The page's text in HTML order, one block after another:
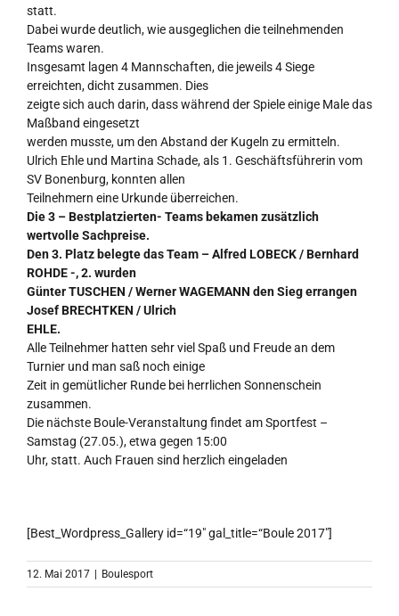
statt.
Dabei wurde deutlich, wie ausgeglichen die teilnehmenden
Teams waren.
Insgesamt lagen 4 Mannschaften, die jeweils 4 Siege
erreichten, dicht zusammen. Dies
zeigte sich auch darin, dass während der Spiele einige Male das
Maßband eingesetzt
werden musste, um den Abstand der Kugeln zu ermitteln.
Ulrich Ehle und Martina Schade, als 1. Geschäftsführerin vom
SV Bonenburg, konnten allen
Teilnehmern eine Urkunde überreichen.
Die 3 – Bestplatzierten- Teams bekamen zusätzlich
wertvolle Sachpreise.
Den 3. Platz belegte das Team – Alfred LOBECK / Bernhard
ROHDE -, 2. wurden
Günter TUSCHEN / Werner WAGEMANN den Sieg errangen
Josef BRECHTKEN / Ulrich
EHLE.
Alle Teilnehmer hatten sehr viel Spaß und Freude an dem
Turnier und man saß noch einige
Zeit in gemütlicher Runde bei herrlichen Sonnenschein
zusammen.
Die nächste Boule-Veranstaltung findet am Sportfest –
Samstag (27.05.), etwa gegen 15:00
Uhr, statt. Auch Frauen sind herzlich eingeladen
[Best_Wordpress_Gallery id=“19″ gal_title=“Boule 2017″]
12. Mai 2017 Boulesport